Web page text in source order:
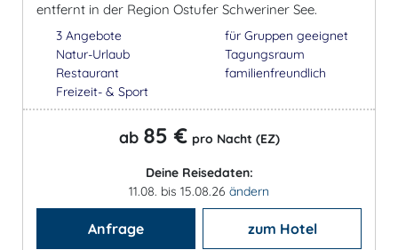
entfernt in der Region Ostufer Schweriner See.
3 Angebote
Natur-Urlaub
Restaurant
Freizeit- & Sport
für Gruppen geeignet
Tagungsraum
familienfreundlich
ab 85 € pro Nacht (EZ)
Deine Reisedaten:
11.08. bis 15.08.26 ändern
Anfrage zum Hotel